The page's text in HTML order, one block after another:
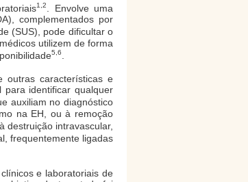
1,2
. Envolve uma
complementados por
(SUS), pode dificultar o
utilizem de forma
5,6
outras características e
identificar qualquer
auxiliam no diagnóstico
na EH, ou à remoção
destruição intravascular,
frequentemente ligadas
e laboratoriais de